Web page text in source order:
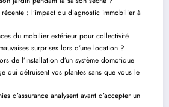
: l’impact du diagnostic immobilier à
du mobilier extérieur pour collectivité
surprises lors d’une location ?
de l’installation d’un système domotique
qui détruisent vos plantes sans que vous le
d’assurance analysent avant d’accepter un